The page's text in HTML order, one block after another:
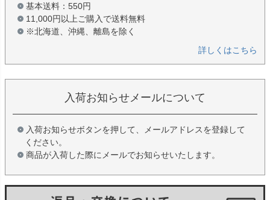
基本送料：550円
11,000円以上ご購入で送料無料
※北海道、沖縄、離島を除く
詳しくはこちら
入荷お知らせメールについて
入荷お知らせボタンを押して、メールアドレスを登録して
ください。
商品が入荷した際にメールでお知らせいたします。